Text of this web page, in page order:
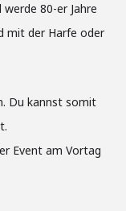
80-er Jahre
mit der Harfe oder
Du kannst somit
Event am Vortag